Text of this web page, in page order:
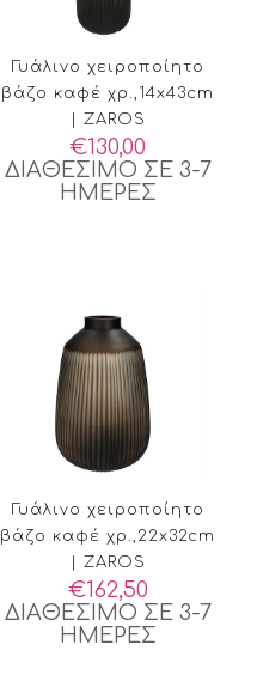
Γυάλινο χειροποίητο
βάζο καφέ χρ.,14x43cm
| ZAROS
€130,00
ΔΙΑΘΕΣΙΜΟ ΣΕ 3-7
ΗΜΕΡΕΣ
Γυάλινο χειροποίητο
βάζο καφέ χρ.,22x32cm
| ZAROS
€162,50
ΔΙΑΘΕΣΙΜΟ ΣΕ 3-7
ΗΜΕΡΕΣ